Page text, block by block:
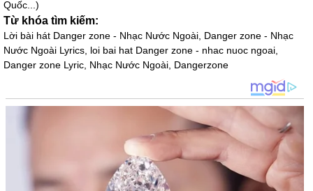
Quốc...)
Từ khóa tìm kiếm:
Lời bài hát Danger zone - Nhạc Nước Ngoài, Danger zone - Nhạc
Nước Ngoài Lyrics, loi bai hat Danger zone - nhac nuoc ngoai,
Danger zone Lyric, Nhạc Nước Ngoài, Dangerzone